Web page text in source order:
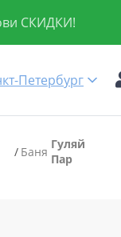
СКИДКИ!
Петербург
Баня Гуляй
Пар